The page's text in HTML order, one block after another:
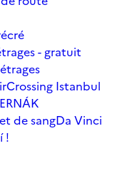
- gratuit
Crossing Istanbul
de sangDa Vinci
!